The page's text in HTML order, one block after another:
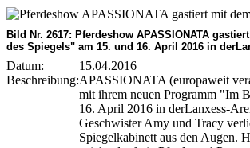
Bild Nr. 2617: Pferdeshow APASSIONATA
des Spiegels" am 15. und 16. April 2016 in
Datum:
15.04.2016
Beschreibung:APASSIONATA (europaweit
mit ihrem neuen Programm "Im
16. April 2016 in derLanxess-
Geschwister Amy und Tracy
Spiegelkabinett aus den Augen.